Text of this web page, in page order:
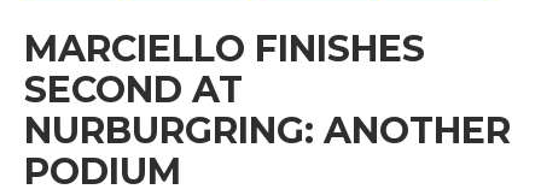
MARCIELLO FINISHES
SECOND AT
NURBURGRING: ANOTHER
PODIUM